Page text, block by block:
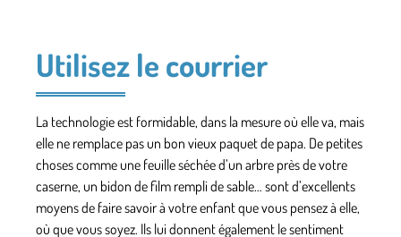
Utilisez le courrier
La technologie est formidable, dans la mesure où elle va, mais
elle ne remplace pas un bon vieux paquet de papa. De petites
choses comme une feuille séchée d’un arbre près de votre
caserne, un bidon de film rempli de sable… sont d’excellents
moyens de faire savoir à votre enfant que vous pensez à elle,
où que vous soyez. Ils lui donnent également le sentiment